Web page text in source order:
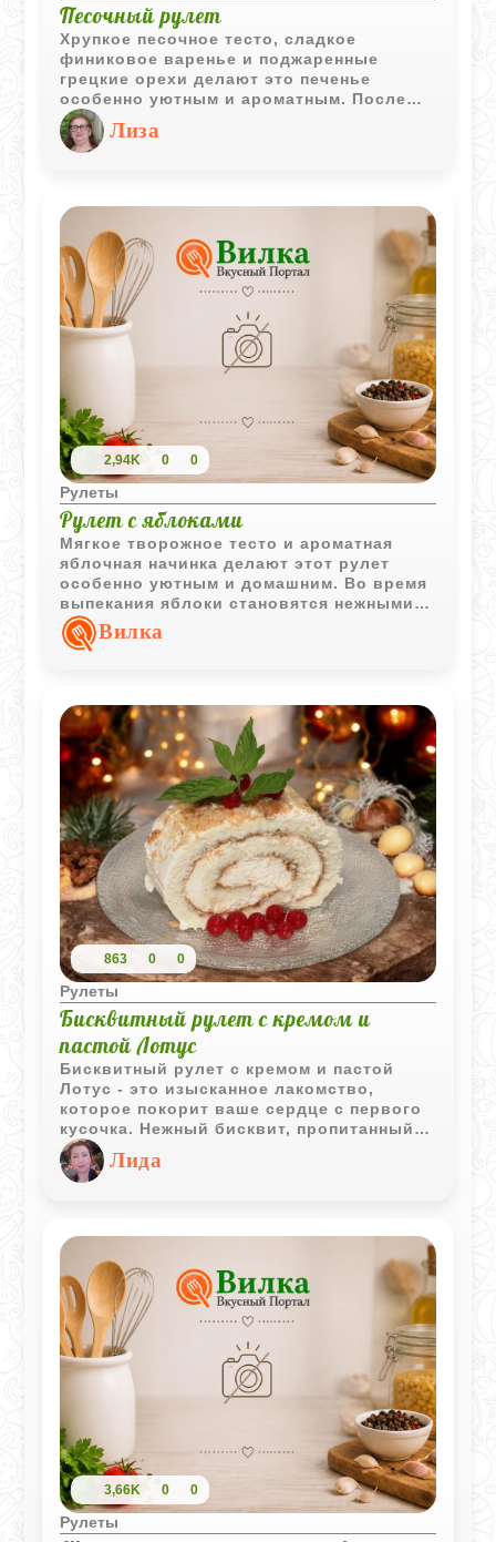
Песочный рулет
Хрупкое песочное тесто, сладкое
финиковое варенье и поджаренные
грецкие орехи делают это печенье
особенно уютным и ароматным. После
выпекания рулетики получаются
рассыпчатыми и отлично подходят к чаю
или кофе.
Лиза
2,94K 0 0
Рулеты
Рулет с яблоками
Мягкое творожное тесто и ароматная
яблочная начинка делают этот рулет
особенно уютным и домашним. Во время
выпекания яблоки становятся нежными, а
корочка приятно подрумянивается.
Вилка
863 0 0
Рулеты
Бисквитный рулет с кремом и
пастой Лотус
Бисквитный рулет с кремом и пастой
Лотус - это изысканное лакомство,
которое покорит ваше сердце с первого
кусочка. Нежный бисквит, пропитанный
ароматным кремом и пастой Лотус,
создает невероятное сочетание вкусов и
текстур. Этот десерт идеально подходит
близких.
Лида
3,66K 0 0
Рулеты